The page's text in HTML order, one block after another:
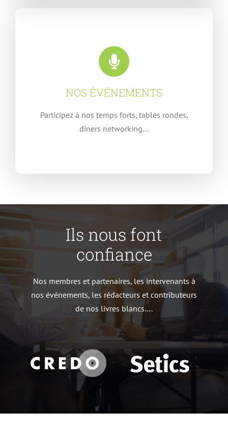
NOS ÉVÉNEMENTS
Participez à nos temps forts, tables rondes,
dîners networking…
Ils nous font
confiance
Nos membres et partenaires, les intervenants à
nos événements, les rédacteurs et contributeurs
de nos livres blancs….